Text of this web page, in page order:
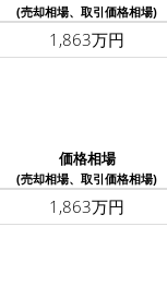
(売却相場、取引価格相場)
1,863万円
価格相場
(売却相場、取引価格相場)
1,863万円